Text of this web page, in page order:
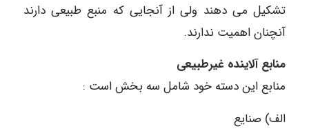
تشکیل می دهند ولی از آنجایی که منبع طبیعی دارند
آنچنان اهمیت ندارند.
منابع آلاینده غیرطبیعی
منابع این دسته خود شامل سه بخش است :
الف) صنایع